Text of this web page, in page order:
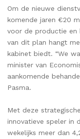
Om de nieuwe
komende jaren €20
voor de productie en
van dit plan hangt
kabinet biedt. “We
minister van
aankomende
Pasma.
Met deze
innovatieve speler in
wekelijks meer dan